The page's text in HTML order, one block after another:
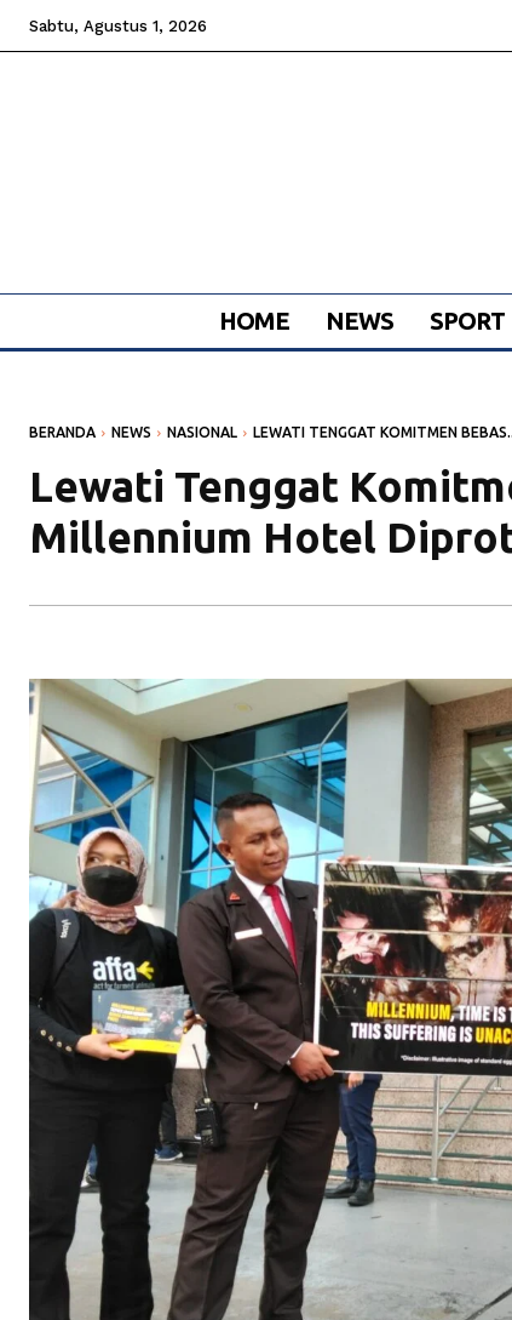
Sabtu, Agustus 1, 2026
HOME NEWS SPORT
BERANDA NEWS NASIONAL LEWATI TENGGAT KOMITMEN
Lewati Tenggat
Millennium Hotel